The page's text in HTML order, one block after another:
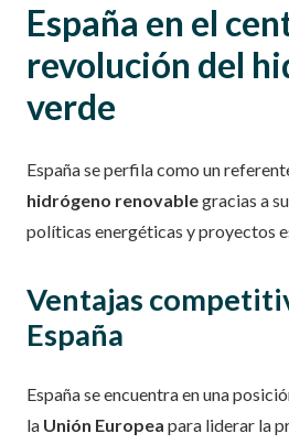
España en el
revolución del
verde
España se perfila como un
hidrógeno renovablegracias a
políticas energéticas y proyectos
Ventajas
España
España se encuentra en una
la Unión Europea para liderar la